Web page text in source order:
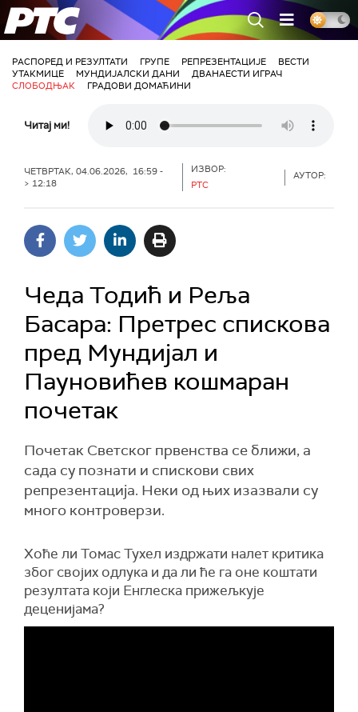
РТС
РАСПОРЕД И РЕЗУЛТАТИ ГРУПЕ РЕПРЕЗЕНТАЦИЈЕ
ВЕСТИ
УТАКМИЦЕ
МУНДИЈАЛСКИ ДАНИ
ДВАНАЕСТИ ИГРАЧ
СЛОБОДЊАК
ГРАДОВИ ДОМАЋИНИ
Читај ми!
ЧЕТВРТАК, 04.06.2026, 16:59 -
> 12:18
ИЗВОР:
РТС
АУТОР:
Чеда Тодић и Реља
Басара: Претрес спискова
пред Мундијал и
Пауновићев кошмаран
почетак
Почетак Светског првенства се ближи, а
сада су познати и спискови свих
репрезентација. Неки од њих изазвали су
много контроверзи.
Хоће ли Томас Тухел издржати налет критика
због својих одлука и да ли ће га оне коштати
резултата који Енглеска прижељкује
деценијама?